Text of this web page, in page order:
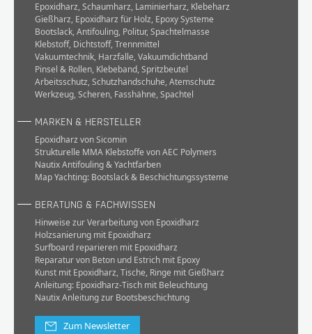
Epoxidharz, Schaumharz, Laminierharz, Klebeharz
Gießharz, Epoxidharz für Holz, Epoxy Systeme
Bootslack, Antifouling, Politur, Spachtelmasse
Klebstoff, Dichtstoff, Trennmittel
Vakuumtechnik, Harzfalle, Vakuumdichtband
Pinsel & Rollen, Klebeband, Spritzbeutel
Arbeitsschutz, Schutzhandschuhe, Atemschutz
Werkzeug, Scheren, Fasshähne, Spachtel
MARKEN & HERSTELLER
Epoxidharz von Sicomin
Strukturelle MMA Klebstoffe von AEC Polymers
Nautix Antifouling & Yachtfarben
Map Yachting: Bootslack & Beschichtungssysteme
BERATUNG & FACHWISSEN
Hinweise zur Verarbeitung von Epoxidharz
Holzsanierung mit Epoxidharz
Surfboard reparieren mit Epoxidharz
Reparatur von Beton und Estrich mit Epoxy
Kunst mit Epoxidharz, Tische, Ringe mit Gießharz
Anleitung: Epoxidharz-Tisch mit Beleuchtung
Nautix Anleitung zur Bootsbeschichtung
Zum Newsletter